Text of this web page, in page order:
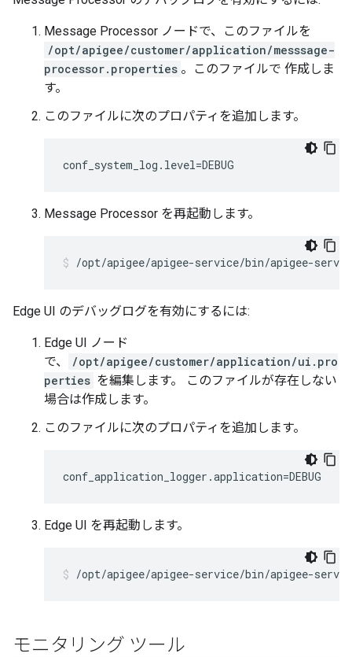
Message Processor ノードで、このファイルを
/opt/apigee/customer/application/messsage-
processor.properties 。このファイルで 作成しま
す。
このファイルに次のプロパティを追加します。
conf_system_log.level=DEBUG
Message Processor を再起動します。
/opt/apigee/apigee-service/bin/apigee-
Edge UI のデバッグログを有効にするには:
Edge UI ノード
で、
/opt/apigee/customer/application/ui.pro
perties を編集します。 このファイルが存在しない
場合は作成します。
このファイルに次のプロパティを追加します。
conf_application_logger.application=DEBUG
Edge UI を再起動します。
/opt/apigee/apigee-service/bin/apigee-
モニタリング ツール